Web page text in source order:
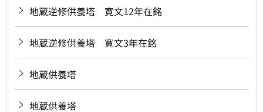
地蔵逆修供養塔 寛文12年在銘
地蔵逆修供養塔 寛文3年在銘
地蔵供養塔
地蔵供養塔